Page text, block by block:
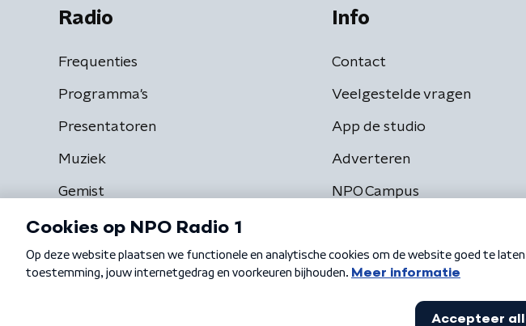
Radio
Frequenties
Programma's
Presentatoren
Muziek
Gemist
Info
Contact
Veelgestelde vragen
App de studio
Adverteren
NPO Campus
Algemene voorwaarden Privacybeleid